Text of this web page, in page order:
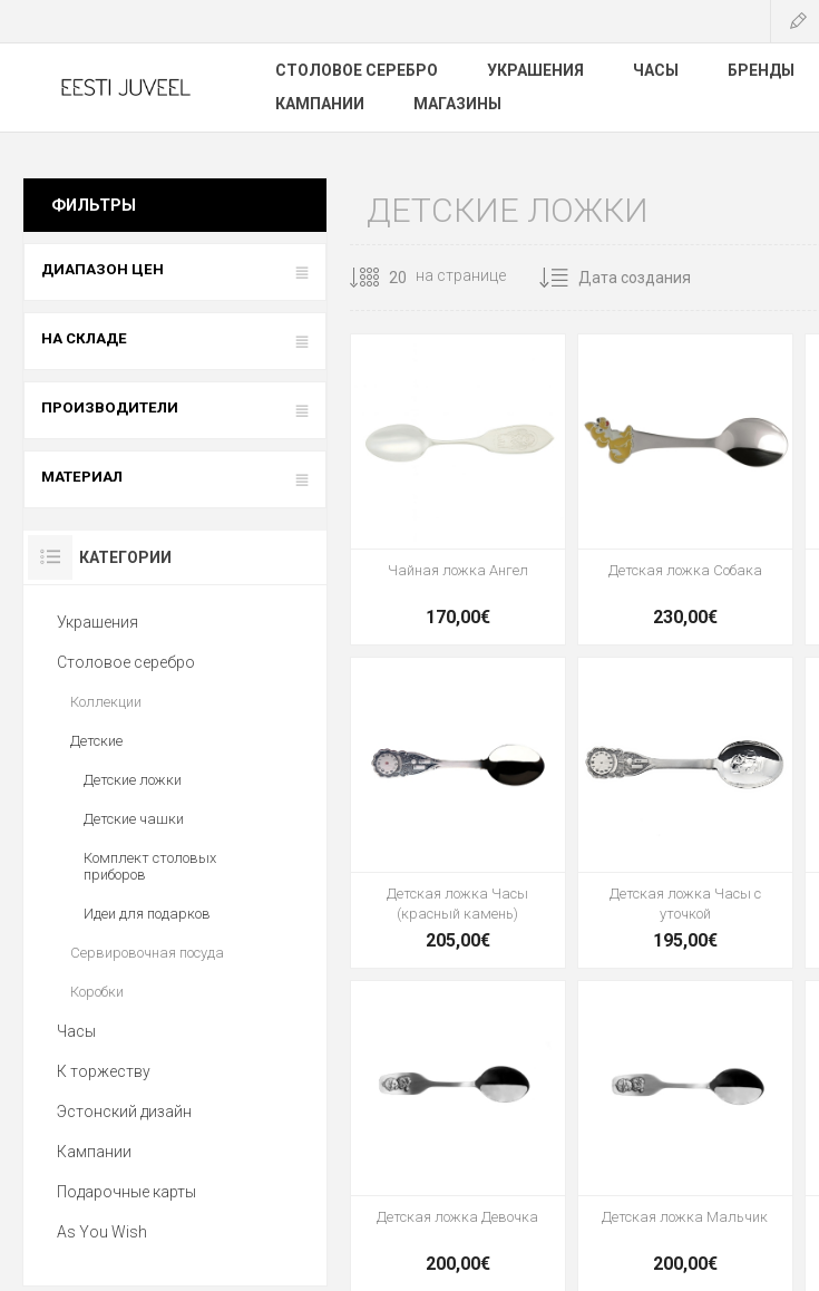
СТОЛОВОЕ СЕРЕБРО УКРАШЕНИЯ ЧАСЫ БРЕНДЫ
КАМПАНИИ
МАГАЗИНЫ
ДЕТСКИЕ ЛОЖКИ
на странице
Чайная ложка Ангел
170,00€
Детская ложка Собака
230,00€
Детская ложка Часы
(красный камень)
205,00€
Детская ложка Часы с
уточкой
195,00€
Детская ложка Девочка
200,00€
Детская ложка Мальчик
200,00€
ФИЛЬТРЫ
ДИАПАЗОН ЦЕН
НА СКЛАДЕ
ПРОИЗВОДИТЕЛИ
МАТЕРИАЛ
КАТЕГОРИИ
Украшения
Столовое серебро
Коллекции
Детские
Детские ложки
Детские чашки
Комплект столовых
приборов
Идеи для подарков
Сервировочная посуда
Коробки
Часы
К торжеству
Эстонский дизайн
Кампании
Подарочные карты
As You Wish